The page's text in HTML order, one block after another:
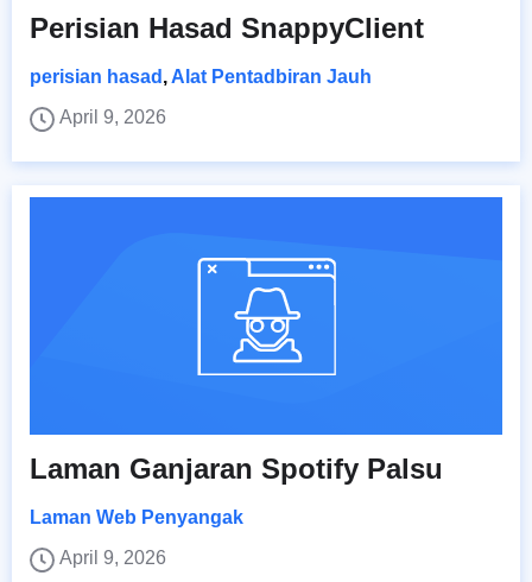
Perisian Hasad SnappyClient
perisian hasad , Alat Pentadbiran Jauh
April 9, 2026
Laman Ganjaran Spotify Palsu
Laman Web Penyangak
April 9, 2026